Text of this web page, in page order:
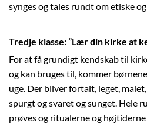
synges og tales rundt om etiske
Tredje klasse: ”Lær din kirke at
For at få grundigt kendskab til
og kan bruges til, kommer
uge. Der bliver fortalt, leget,
spurgt og svaret og sunget. Hele
prøves og ritualerne og højtiderne